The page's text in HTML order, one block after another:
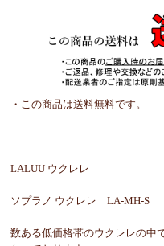
・この商品は送料無料です。
LALUU ウクレレ
ソプラノ ウクレレ LA-MH-S
数ある低価格帯のウクレレの中